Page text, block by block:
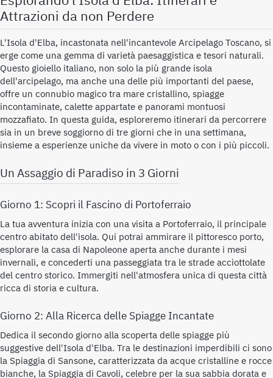
Attrazioni da non Perdere
L'Isola d'Elba, incastonata nell'incantevole Arcipelago Toscano, si
erge come una gemma di varietà paesaggistica e tesori naturali.
Questo gioiello italiano, non solo la più grande isola
dell'arcipelago, ma anche una delle più importanti del paese,
offre un connubio magico tra mare cristallino, spiagge
incontaminate, calette appartate e panorami montuosi
mozzafiato. In questa guida, esploreremo itinerari da percorrere
sia in un breve soggiorno di tre giorni che in una settimana,
insieme a esperienze uniche da vivere in moto o con i più piccoli.
Un Assaggio di Paradiso in 3 Giorni
Giorno 1: Scopri il Fascino di Portoferraio
La tua avventura inizia con una visita a Portoferraio, il principale
centro abitato dell'isola. Qui potrai ammirare il pittoresco porto,
esplorare la casa di Napoleone aperta anche durante i mesi
invernali, e concederti una passeggiata tra le strade acciottolate
del centro storico. Immergiti nell'atmosfera unica di questa città
ricca di storia e cultura.
Giorno 2: Alla Ricerca delle Spiagge Incantate
Dedica il secondo giorno alla scoperta delle spiagge più
suggestive dell'Isola d'Elba. Tra le destinazioni imperdibili ci sono
la Spiaggia di Sansone, caratterizzata da acque cristalline e rocce
bianche, la Spiaggia di Cavoli, celebre per la sua sabbia dorata e